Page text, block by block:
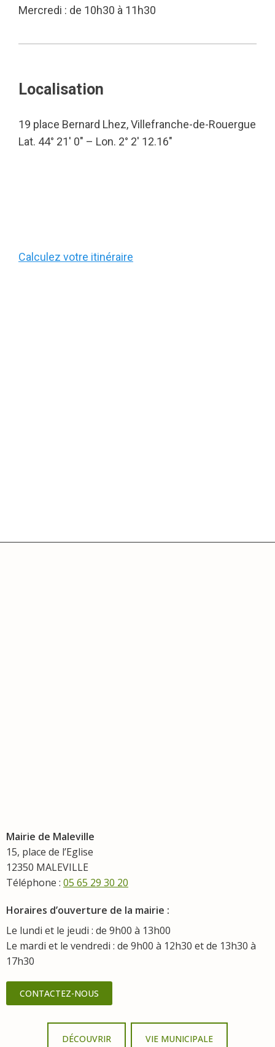
Mercredi : de 10h30 à 11h30
Localisation
19 place Bernard Lhez, Villefranche-de-Rouergue
Lat. 44° 21′ 0″ – Lon. 2° 2′ 12.16″
Calculez votre itinéraire
Mairie de Maleville
15, place de l’Eglise
12350 MALEVILLE
Téléphone : 05 65 29 30 20
Horaires d’ouverture de la mairie :
Le lundi et le jeudi : de 9h00 à 13h00
Le mardi et le vendredi : de 9h00 à 12h30 et de 13h30 à
17h30
CONTACTEZ-NOUS
DÉCOUVRIR VIE MUNICIPALE